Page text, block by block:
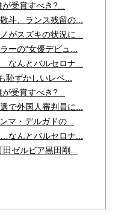
受賞すべき?...
斗、ランス残留の...
がスズキの状況に...
ーの“女優デビュ...
なんとバルセロナ...
恥ずかしいレベ...
受賞すべき?...
で外国人審判員に...
マ・デルガドの...
なんとバルセロナ...
ゼルビア黒田剛...